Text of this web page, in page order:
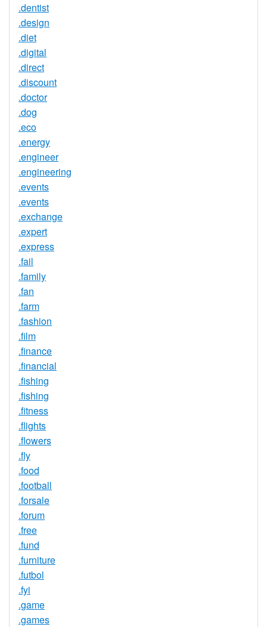
.dentist
.design
.diet
.digital
.direct
.discount
.doctor
.dog
.eco
.energy
.engineer
.engineering
.events
.events
.exchange
.expert
.express
.fail
.family
.fan
.farm
.fashion
.film
.finance
.financial
.fishing
.fishing
.fitness
.flights
.flowers
.fly
.food
.football
.forsale
.forum
.free
.fund
.furniture
.futbol
.fyi
.game
.games